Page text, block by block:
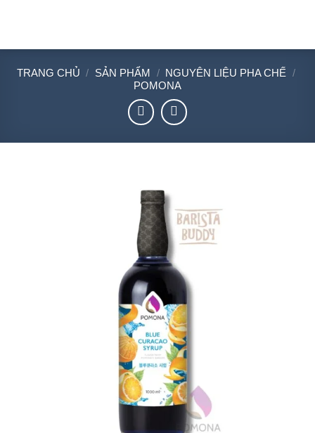
nội
dungTRANG CHỦ / SẢN PHẨM / NGUYÊN LIỆU PHA CHẾ /
POMONA